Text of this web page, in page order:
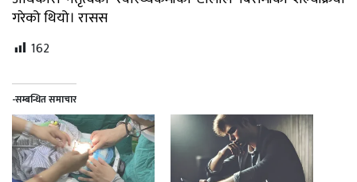
गरेको थियो। रासस
162
-सम्बन्धित समाचार